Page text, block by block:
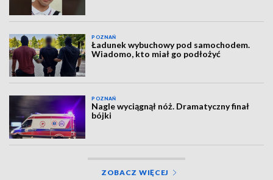
POZNAŃ
Ładunek wybuchowy pod samochodem.
Wiadomo, kto miał go podłożyć
POZNAŃ
Nagle wyciągnął nóż. Dramatyczny finał
bójki
ZOBACZ WIĘCEJ